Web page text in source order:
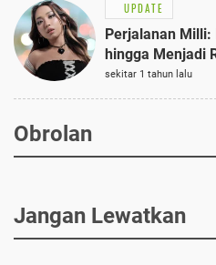
UPDATE
Perjalanan
hingga Menjadi
sekitar 1 tahun lalu
Obrolan
Jangan Lewatkan